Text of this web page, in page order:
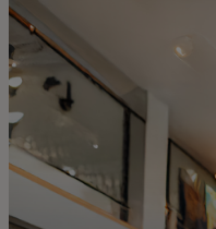
Для вас
Для бизнеса
Для всего мира